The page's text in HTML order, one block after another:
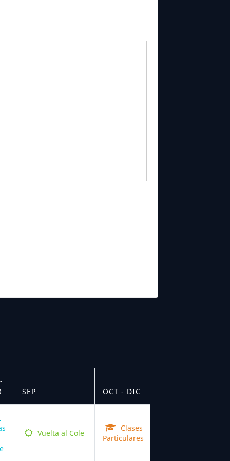
SEP OCT - DIC
Vuelta al Cole
Clases
Particulares